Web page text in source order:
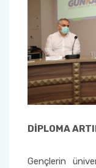
DİPLOMA
Gençlerin